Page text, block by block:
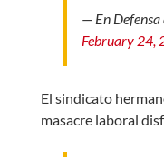
— En Defensa
February 24,
El sindicato
masacre laboral